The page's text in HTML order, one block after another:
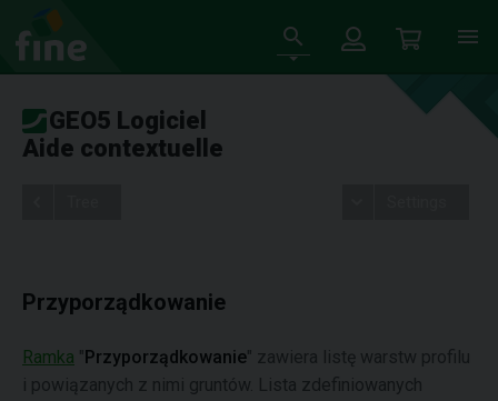
GEO5 Logiciel
Aide contextuelle
Przyporządkowanie
Ramka "Przyporządkowanie" zawiera listę warstw profilu
i powiązanych z nimi gruntów. Lista zdefiniowanych